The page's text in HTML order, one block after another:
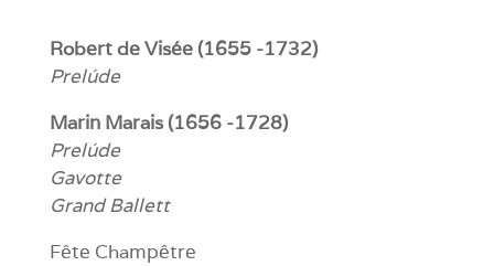
Robert de Visée (1655 -1732)
Prelúde
Marin Marais (1656 -1728)
Prelúde
Gavotte
Grand Ballett
Fête Champêtre